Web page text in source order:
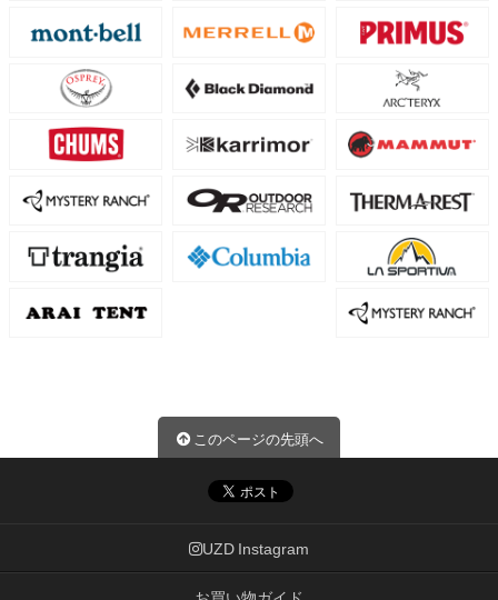
このページの先頭へ
UZD Instagram